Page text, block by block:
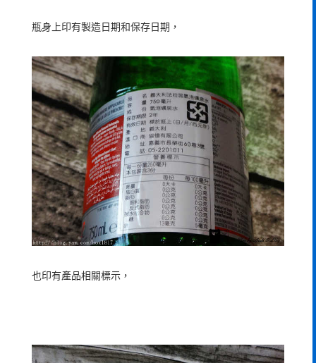
瓶身上印有製造日期和保存日期，
也印有產品相關標示，